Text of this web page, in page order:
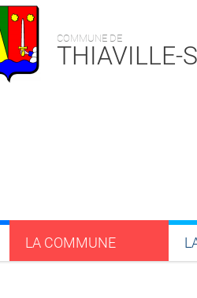
COMMUNE DE
THIAVILLE-
LA COMMUNE